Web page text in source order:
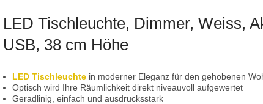
LED Tischleuchte, Dimmer, Weiss,
USB, 38 cm Höhe
LED Tischleuchte in moderner Eleganz für den gehobenen
Optisch wird Ihre Räumlichkeit direkt niveauvoll aufgewertet
Geradlinig, einfach und ausdrucksstark